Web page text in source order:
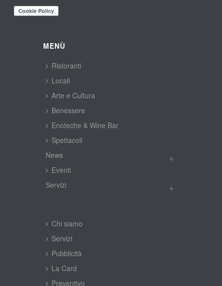
MENÙ
Ristoranti
Locali
Arte e Cultura
Benessere
Enoteche & Wine Bar
Spettacoli
New
Eventi
Servizi
Chi siamo
Servizi
Pubblicità
La Card
Preventivo